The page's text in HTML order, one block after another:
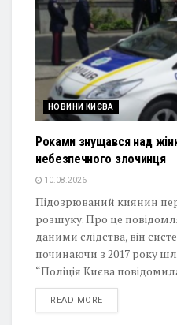
НОВИНИ КИЄВА
Роками знущався над
небезпечного злочинця
10.08.2026
Підозрюваний киянин
розшуку. Про це
даними слідства, він
починаючи з 2017 року
“Поліція Києва
READ MOREDETAILS